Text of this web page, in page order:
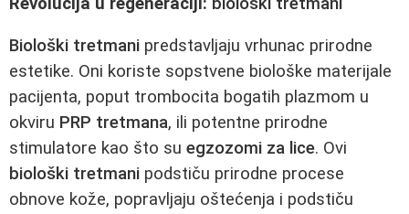
Biološki tretmani predstavljaju vrhunac prirodne
estetike. Oni koriste sopstvene biološke materijale
pacijenta, poput trombocita bogatih plazmom u
okviru PRP tretmana, ili potentne prirodne
stimulatore kao što su egzozomi za lice. Ovi
biološki tretmani podstiču prirodne procese
obnove kože, popravljaju oštećenja i podstiču